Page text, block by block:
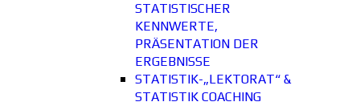
STATISTISCHER
KENNWERTE,
PRÄSENTATION DER
ERGEBNISSE
STATISTIK-„LEKTORAT“ &
STATISTIK COACHING